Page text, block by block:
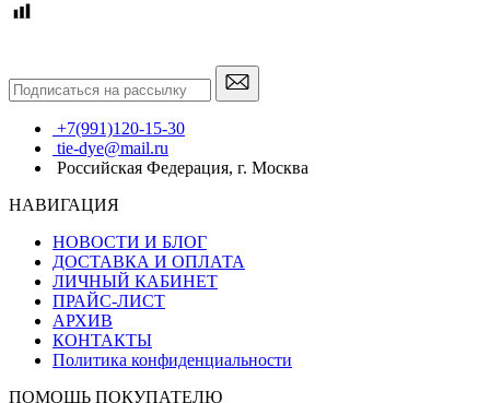
+7(991)120-15-30
tie-dye@mail.ru
Российская Федерация, г. Москва
НАВИГАЦИЯ
НОВОСТИ И БЛОГ
ДОСТАВКА И ОПЛАТА
ЛИЧНЫЙ КАБИНЕТ
ПРАЙС-ЛИСТ
АРХИВ
КОНТАКТЫ
Политика конфиденциальности
ПОМОЩЬ ПОКУПАТЕЛЮ